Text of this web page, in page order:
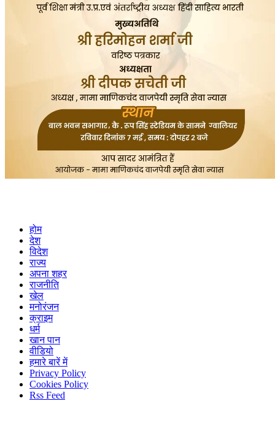
होम
देश
विदेश
राज्य
अपना शहर
राजनीति
खेल
मनोरंजन
क्राइम
धर्म
खान पान
वीडियो
हमारे बारें में
Privacy Policy
Cookies Policy
Rss Feed